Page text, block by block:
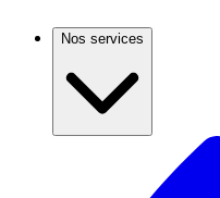
Nos services